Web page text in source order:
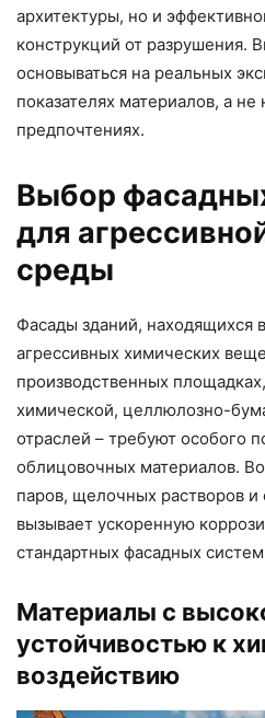
архитектуры, но и
конструкций от разрушения.
основываться на реальных
показателях материалов, а не
предпочтениях.
Выбор
для
среды
Фасады зданий, находящихся
агрессивных химических
производственных
химической, целлюлозно-
отраслей – требуют особого
облицовочных материалов.
паров, щелочных растворов и
вызывает ускоренную
стандартных фасадных
Материалы с
устойчивостью к
воздействию